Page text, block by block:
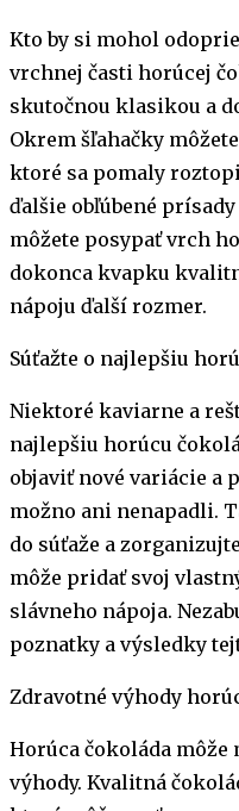
Kto by si mohol
vrchnej časti horúcej
skutočnou klasikou a
Okrem šľahačky
ktoré sa pomaly
ďalšie obľúbené
môžete posypať vrch
dokonca kvapku
nápoju ďalší rozmer.
Súťažte o najlepšiu
Niektoré kaviarne a
najlepšiu horúcu
objaviť nové variácie a
možno ani nenapadli.
do súťaže a
môže pridať svoj
slávneho nápoja.
poznatky a výsledky
Zdravotné výhody
Horúca čokoláda
výhody. Kvalitná